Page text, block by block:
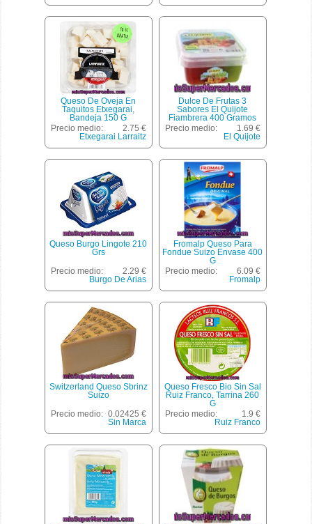
Queso De Oveja En
Taquitos Etxegarai,
Bandeja 150 G
Precio medio:
2.75 €
Etxegarai Larraitz
Dulce De Frutas 3
Sabores El Quijote
Fiambrera 400 Gramos
Precio medio:
1.69 €
El Quijote
Queso Burgo Lingote 210
Grs
Precio medio:
2.29 €
Burgo De Arias
Fromalp Queso Para
Fondue Suizo Envase 400
G
Precio medio:
6.09 €
Fromalp
Switzerland Queso Sbrinz
Suizo
Precio medio: 0.02425 €
Sin Marca
Queso Fresco Bio Sin Sal
Ruiz Franco, Tarrina 260
G
Precio medio:
1.9 €
Ruiz Franco